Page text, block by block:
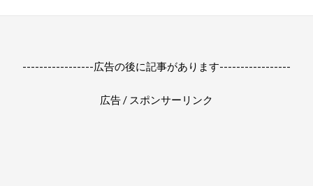
-----------------広告の後に記事があります-----------------
広告 / スポンサーリンク